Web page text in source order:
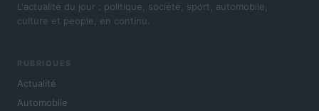
L'actualité du jour : politique, société, sport, automobile,
culture et people, en continu.
RUBRIQUES
Actualité
Automobile